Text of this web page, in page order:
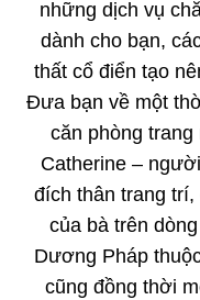
những dịch vụ
dành cho bạn,
thất cổ điển tạo
Đưa bạn về một
căn phòng
Catherine –
đích thân trang
của bà trên
Dương Pháp
cũng đồng thời